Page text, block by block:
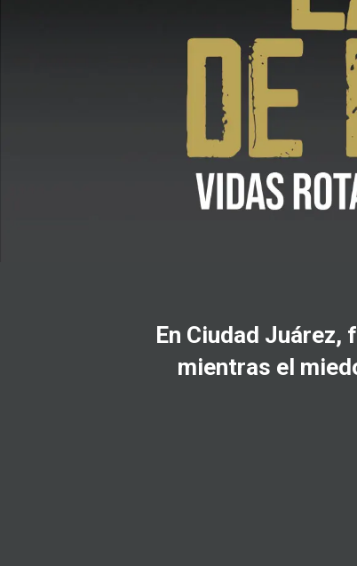
En Ciudad
mientras el